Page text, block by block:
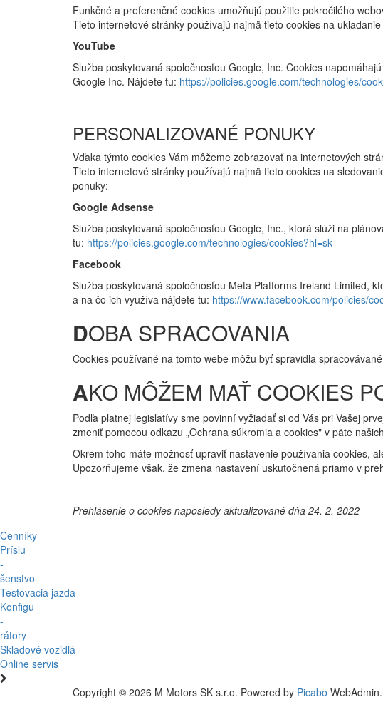
Funkčné a preferenčné cookies umožňujú použitie pokročilého
Tieto internetové stránky používajú najmä tieto cookies na
YouTube
Služba poskytovaná spoločnosťou Google, Inc. Cookies
Google Inc. Nájdete tu: https://policies.google.com/technologies/
PERSONALIZOVANÉ PONUKY
Vďaka týmto cookies Vám môžeme zobrazovať na internetových
Tieto internetové stránky používajú najmä tieto cookies na
ponuky:
Google Adsense
Služba poskytovaná spoločnosťou Google, Inc., ktorá slúži na
tu: https://policies.google.com/technologies/cookies?hl=sk
Facebook
Služba poskytovaná spoločnosťou Meta Platforms Ireland Limited,
a na čo ich využíva nájdete tu: https://www.facebook.com/policies/
DOBA SPRACOVANIA
Cookies používané na tomto webe môžu byť spravidla
AKO MÔŽEM MAŤ COOKIES
Podľa platnej legislatívy sme povinní vyžiadať si od Vás pri Vašej
zmeniť pomocou odkazu „Ochrana súkromia a cookies" v päte
Okrem toho máte možnosť upraviť nastavenie používania cookies,
Upozorňujeme však, že zmena nastavení uskutočnená priamo v
Prehlásenie o cookies naposledy aktualizované dňa 24. 2. 2022
Cenníky
Príslu
-
šenstvo
Testovacia jazda
Konfigu
-
rátory
Skladové vozidlá
Online servis
Copyright © 2026 M Motors SK s.r.o. Powered by Picabo WebAdmin.